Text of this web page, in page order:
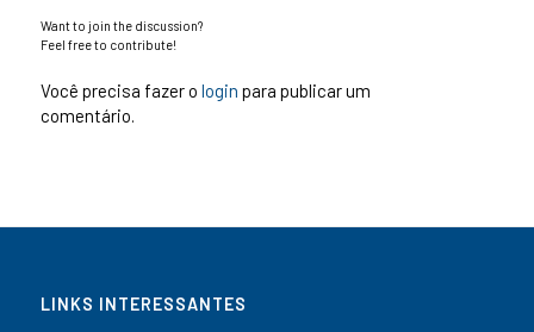
Want to join the discussion?
Feel free to contribute!
Você precisa fazer o login para publicar um
comentário.
LINKS INTERESSANTES